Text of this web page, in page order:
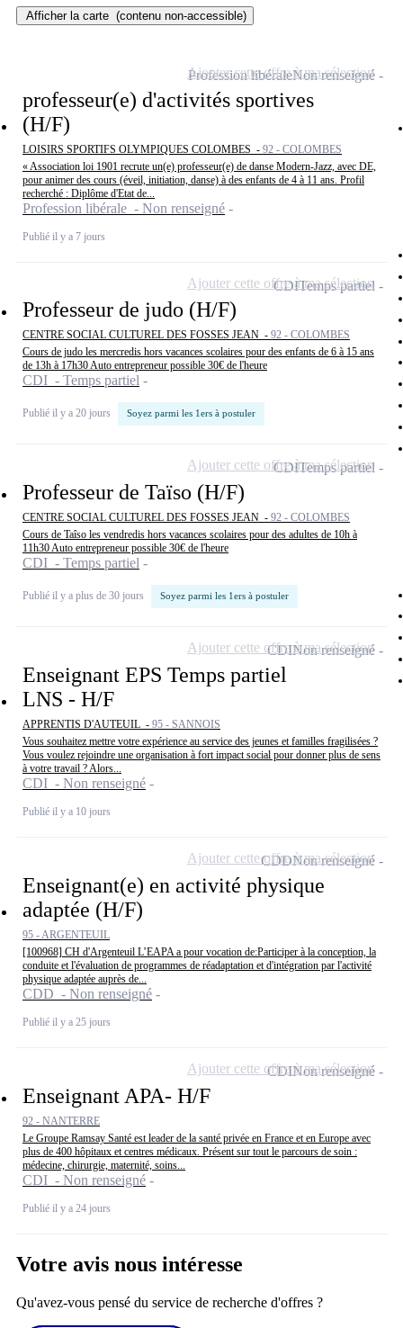
Afficher la carte (contenu non-accessible)
professeur(e) d'activités sportives
(H/F)
LOISIRS SPORTIFS OLYMPIQUES COLOMBES - 92 - COLOMBES
« Association loi 1901 recrute un(e) professeur(e) de danse Modern-Jazz, avec DE,
pour animer des cours (éveil, initiation, danse) à des enfants de 4 à 11 ans. Profil
recherché : Diplôme d'Etat de...
Profession libérale - Non renseigné
Publié il y a 7 jours
Profession libéraleNon renseigné
Ajouter cette offre à ma sélection
Professeur de judo (H/F)
CENTRE SOCIAL CULTUREL DES FOSSES JEAN - 92 - COLOMBES
Cours de judo les mercredis hors vacances scolaires pour des enfants de 6 à 15 ans
de 13h à 17h30 Auto entrepreneur possible 30€ de l'heure
CDI - Temps partiel
Publié il y a 20 jours Soyez parmi les 1ers à postuler
CDITemps partiel
Ajouter cette offre à ma sélection
Professeur de Taïso (H/F)
CENTRE SOCIAL CULTUREL DES FOSSES JEAN - 92 - COLOMBES
Cours de Taîso les vendredis hors vacances scolaires pour des adultes de 10h à
11h30 Auto entrepreneur possible 30€ de l'heure
CDI - Temps partiel
Publié il y a plus de 30 jours Soyez parmi les 1ers à postuler
CDITemps partiel
Ajouter cette offre à ma sélection
Enseignant EPS Temps partiel
LNS - H/F
APPRENTIS D'AUTEUIL - 95 - SANNOIS
Vous souhaitez mettre votre expérience au service des jeunes et familles fragilisées ?
Vous voulez rejoindre une organisation à fort impact social pour donner plus de sens
à votre travail ? Alors...
CDI - Non renseigné
Publié il y a 10 jours
CDINon renseigné
Ajouter cette offre à ma sélection
Enseignant(e) en activité physique
adaptée (H/F)
95 - ARGENTEUIL
[100968] CH d'Argenteuil L’EAPA a pour vocation de:Participer à la conception, la
conduite et l'évaluation de programmes de réadaptation et d'intégration par l'activité
physique adaptée auprès de...
CDD - Non renseigné
Publié il y a 25 jours
CDDNon renseigné
Ajouter cette offre à ma sélection
Enseignant APA- H/F
92 - NANTERRE
Le Groupe Ramsay Santé est leader de la santé privée en France et en Europe avec
plus de 400 hôpitaux et centres médicaux. Présent sur tout le parcours de soin :
médecine, chirurgie, maternité, soins...
CDI - Non renseigné
Publié il y a 24 jours
CDINon renseigné
Ajouter cette offre à ma sélection
Votre avis nous intéresse
Qu'avez-vous pensé du service de recherche d'offres ?